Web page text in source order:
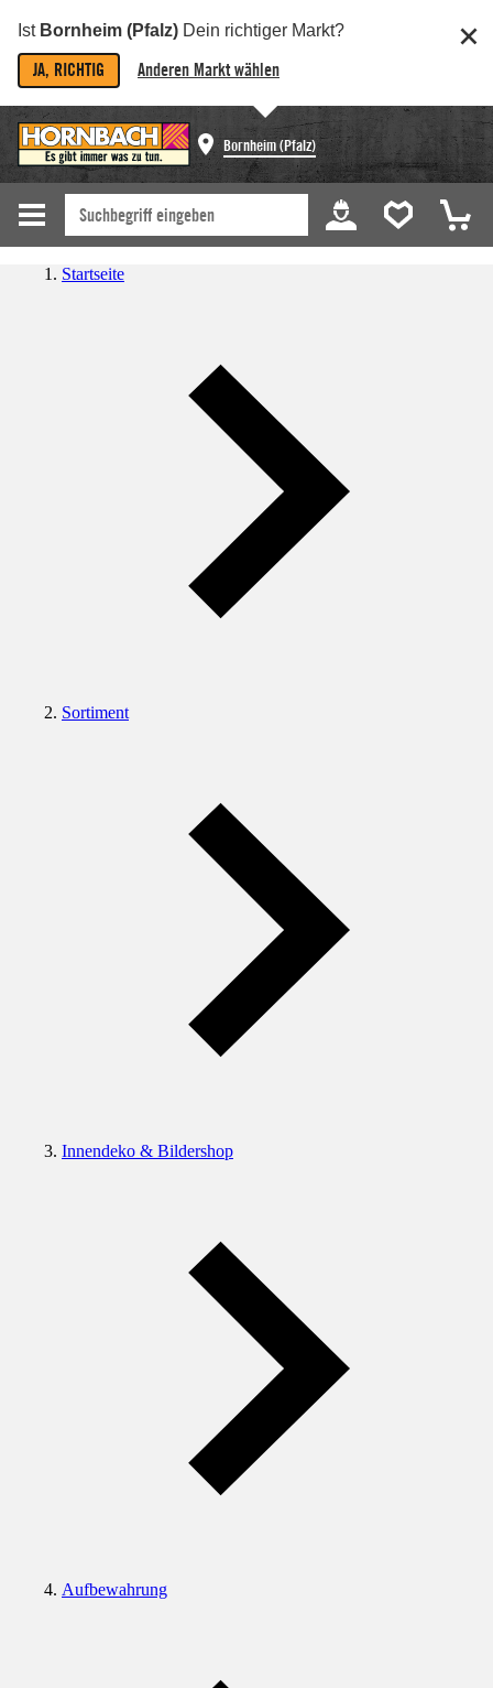
Ist Bornheim (Pfalz) Dein richtiger Markt?
JA, RICHTIG Anderen Markt wählen
Bornheim (Pfalz)
Startseite
Sortiment
Innendeko & Bildershop
Aufbewahrung